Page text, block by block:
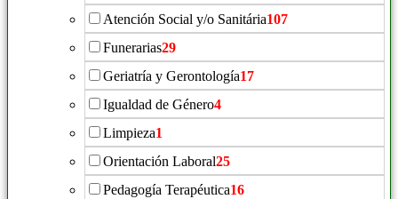
Atención Social y/o Sanitária107
Funerarias29
Geriatría y Gerontología17
Igualdad de Género4
Limpieza1
Orientación Laboral25
Pedagogía Terapéutica16